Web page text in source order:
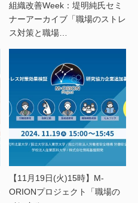
組織改善Week：堤明純氏セミ
ナーアーカイブ「職場のストレ
ス対策と職場…
【11月19日(火)15時】M-
ORIONプロジェクト「職場の